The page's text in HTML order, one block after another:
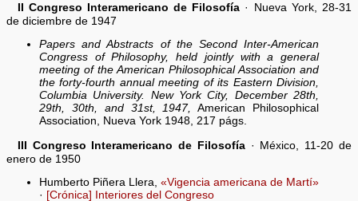
II Congreso Interamericano de Filosofía · Nueva York, 28-31
de diciembre de 1947
Papers and Abstracts of the Second Inter-American
Congress of Philosophy, held jointly with a general
meeting of the American Philosophical Association and
the forty-fourth annual meeting of its Eastern Division,
Columbia University. New York City, December 28th,
29th, 30th, and 31st, 1947, American Philosophical
Association, Nueva York 1948, 217 págs.
III Congreso Interamericano de Filosofía· México, 11-20 de
enero de 1950
Humberto Piñera Llera, «Vigencia americana de Martí»
· [Crónica] Interiores del Congreso